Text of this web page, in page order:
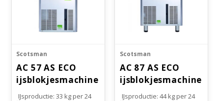
Scotsman
AC 57 AS ECO
ijsblokjesmachine
Gourmet
IJsproductie: 33 kg per 24
Scotsman
AC 87 AS ECO
ijsblokjesmachine
Gourmet
IJsproductie: 44 kg per 24